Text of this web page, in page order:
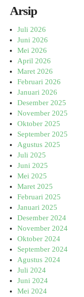
Arsip
Juli 2026
Juni 2026
Mei 2026
April 2026
Maret 2026
Februari 2026
Januari 2026
Desember 2025
November 2025
Oktober 2025
September 2025
Agustus 2025
Juli 2025
Juni 2025
Mei 2025
Maret 2025
Februari 2025
Januari 2025
Desember 2024
November 2024
Oktober 2024
September 2024
Agustus 2024
Juli 2024
Juni 2024
Mei 2024